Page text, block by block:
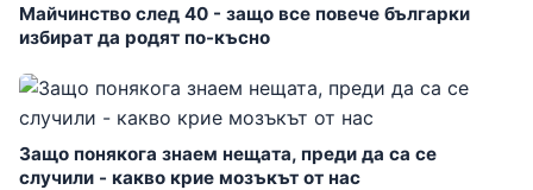
Майчинство след 40 - защо все повече българки
избират да родят по-късно
Защо понякога знаем нещата, преди да са се
случили - какво крие мозъкът от нас